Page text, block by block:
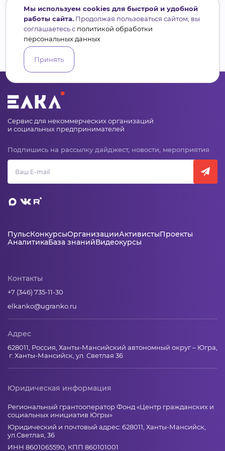
Сервис для некоммерческих организаций
и социальных предпринимателей
Подпишись на рассылку дайджест, новости, мероприятия
ПульсКонкурсыОрганизацииАктивистыПроекты
АналитикаБаза знанийВидеокурсы
Контакты
+7 (346) 735-11-30
elkanko@ugranko.ru
Адрес
628011, Россия, Ханты-Мансийский автономный округ – Югра,
г. Ханты-Мансийск, ул. Светлая 36
Юридическая информация
Региональный грантооператор Фонд «Центр гражданских и
социальных инициатив Югры»
Юридический и почтовый адрес: 628011, Ханты-Мансийск,
ул.Светлая, 36
ИНН 8601065590, КПП 860101001
Мы используем cookies для быстрой и удобной
работы сайта. Продолжая пользоваться сайтом, вы
соглашаетесь с политикой обработки
персональных данных
Принять